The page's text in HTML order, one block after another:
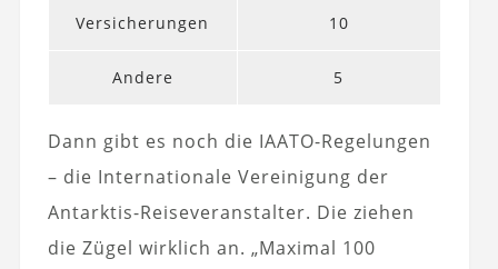
Versicherungen 10
Andere 5
Dann gibt es noch die IAATO-Regelungen
– die Internationale Vereinigung der
Antarktis-Reiseveranstalter. Die ziehen
die Zügel wirklich an. „Maximal 100